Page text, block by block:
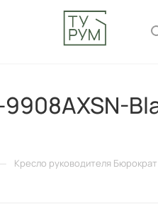
— Кресло руководителя